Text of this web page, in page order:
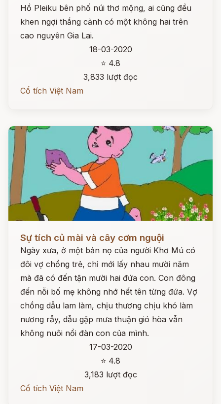
Hồ Pleiku bên phố núi thơ mộng, ai cũng đều
khen ngợi thắng cảnh có một không hai trên
cao nguyên Gia Lai.
18-03-2020
⭐ 4.8
3,833 lượt đọc
Cổ tích Việt Nam
Sự tích củ mài và cây cơm nguội
Ngày xưa, ở một bản nọ của người Khơ Mú có
đôi vợ chồng trẻ, chỉ mới lấy nhau mười năm
mà đã có đến tận mười hai đứa con. Con đông
đến nỗi bố mẹ không nhớ hết tên từng đứa. Vợ
chồng dẫu lam làm, chịu thương chịu khó làm
nương rẫy, dẫu gặp mưa thuận gió hòa vẫn
không nuôi nổi đàn con của mình.
17-03-2020
⭐ 4.8
3,183 lượt đọc
Cổ tích Việt Nam